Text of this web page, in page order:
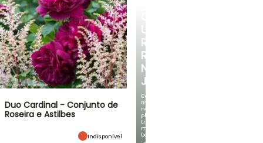
UM
RECANTO
REFRESCANTE
NO
JARDIM
Com
as
nossas
plantas
trepadeiras
mais
bonitas!
Duo Cardinal - Conjunto de
Roseira e Astilbes
Indisponível